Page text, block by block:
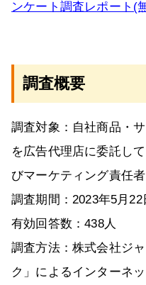
ンケート調査レポート(
調査概要
調査対象：自社商品・
を広告代理店に委託し
びマーケティング責任
調査期間：2023年5月22
有効回答数：438人
調査方法：株式会社ジ
ク」によるインターネ